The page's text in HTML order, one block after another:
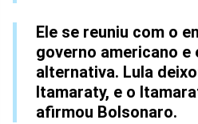
Ele se reuniu com o
governo americano e
alternativa. Lula
Itamaraty, e o
afirmou Bolsonaro.